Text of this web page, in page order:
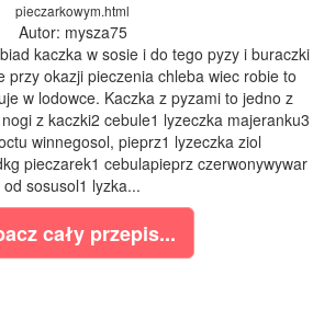
pieczarkowym.html
Autor: mysza75
kaczka w sosie i do tego pyzy i buraczki
przy okazji pieczenia chleba wiec robie to
w lodowce. Kaczka z pyzami to jedno z
z kaczki2 cebule1 lyzeczka majeranku3
winnegosol, pieprz1 lyzeczka ziol
pieczarek1 cebulapieprz czerwonywywar
od sosusol1 lyzka...
cały przepis...